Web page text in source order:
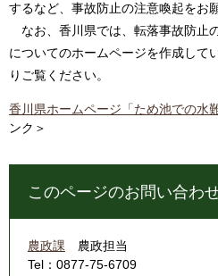
するなど、事故防止の注意喚起をお
なお、香川県では、転落事故防止
についてのホームページを作成して
りご覧ください。
香川県ホームページ「ため池での水
ンク＞
このページのお問い合わ
農政課
農政担当
Tel：0877-75-6709